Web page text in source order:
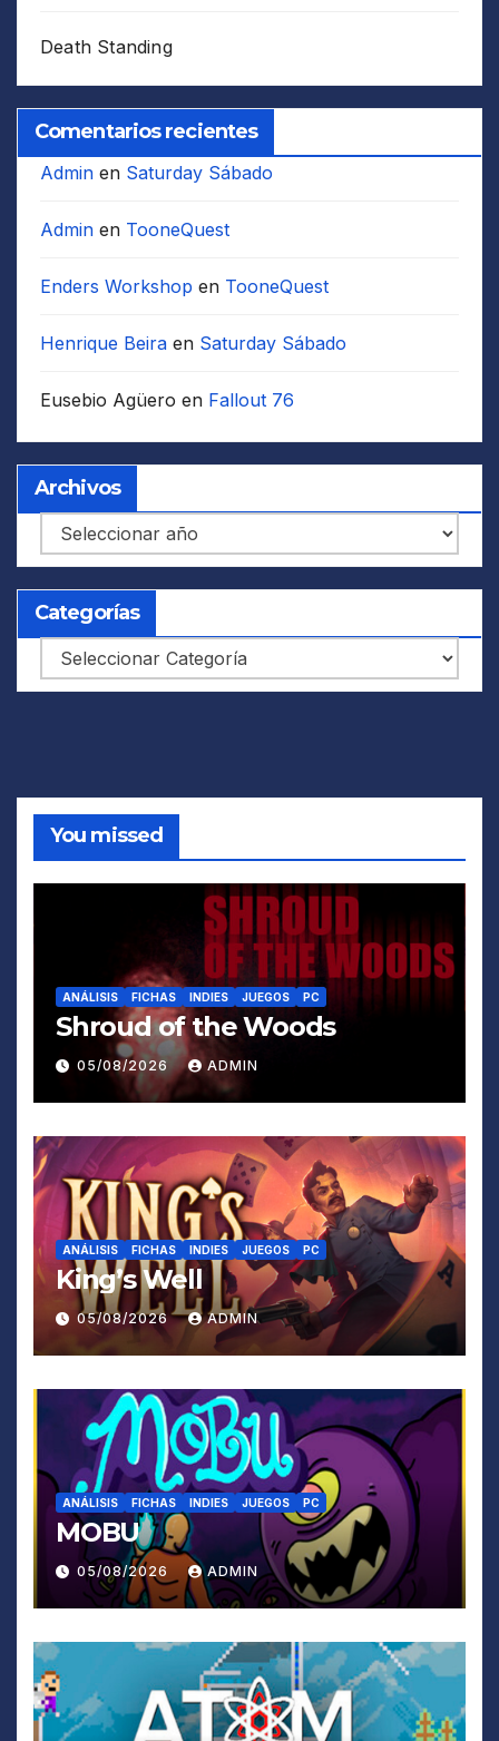
Death Standing
Comentarios recientes
Admin en Saturday Sábado
Admin en TooneQuest
Enders Workshop en TooneQuest
Henrique Beira en Saturday Sábado
Eusebio Agüero en Fallout 76
Archivos
Archivos
Categorías
Categorías
You missed
ANÁLISIS FICHAS INDIES JUEGOS PC
Shroud of the Woods
05/08/2026 ADMIN
ANÁLISIS FICHAS INDIES JUEGOS PC
King’s Well
05/08/2026 ADMIN
ANÁLISIS FICHAS INDIES JUEGOS PC
MOBU
05/08/2026 ADMIN